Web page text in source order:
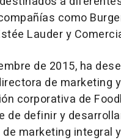
como
Lauder y
de 2015, ha
de marketing y
corporativa de
de definir y
marketing integral